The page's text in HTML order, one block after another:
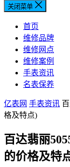
关闭菜单
首页
维修品牌
维修网点
维修案例
手表资讯
名表保养
亿表网 手表资讯
格及特点)
百达翡丽
的价格及特